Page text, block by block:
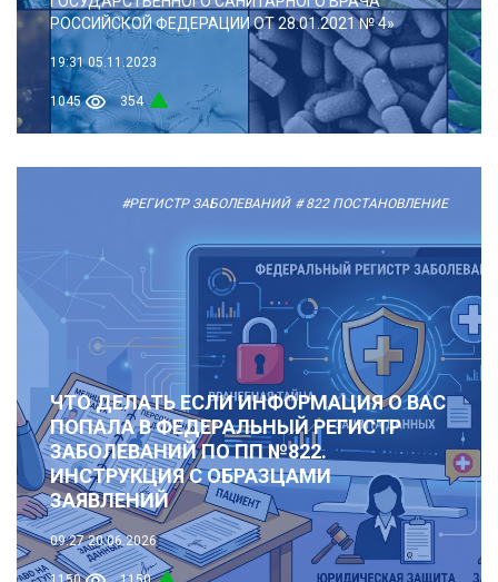
РОССИЙСКОЙ ФЕДЕРАЦИИ ОТ 28.01.2021 № 4»
19:31 05.11.2023
1045 354
#РЕГИСТР ЗАБОЛЕВАНИЙ # 822 ПОСТАНОВЛЕНИЕ
ЧТО ДЕЛАТЬ ЕСЛИ ИНФОРМАЦИЯ О ВАС
ПОПАЛА В ФЕДЕРАЛЬНЫЙ РЕГИСТР
ЗАБОЛЕВАНИЙ ПО ПП №822.
ИНСТРУКЦИЯ С ОБРАЗЦАМИ
ЗАЯВЛЕНИЙ
09:27 20.06.2026